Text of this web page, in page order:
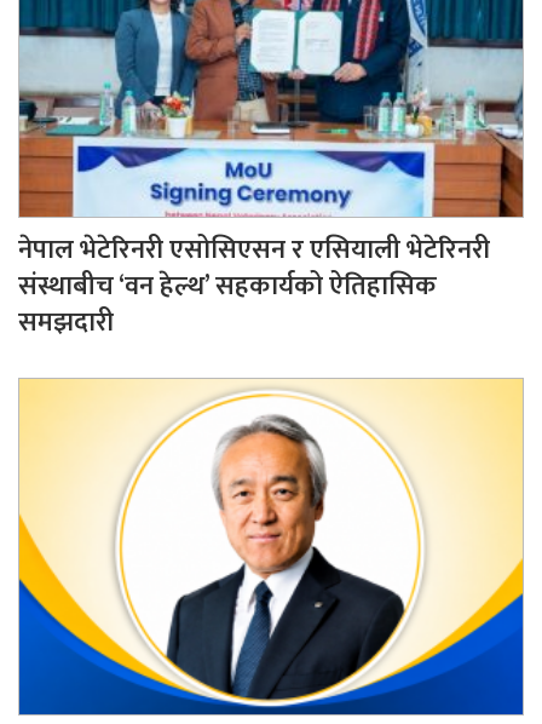
नेपाल भेटेरिनरी एसोसिएसन र एसियाली भेटेरिनरी
संस्थाबीच ‘वन हेल्थ’ सहकार्यको ऐतिहासिक
समझदारी